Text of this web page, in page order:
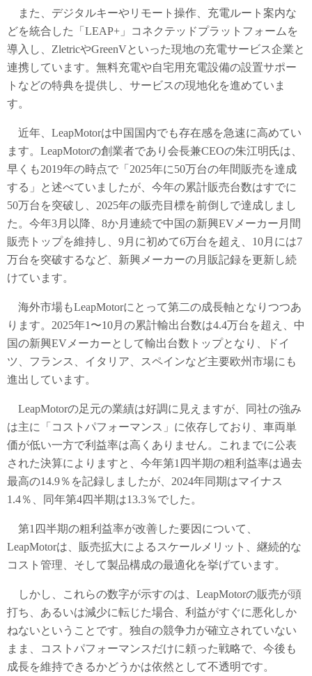
また、デジタルキーやリモート操作、充電ルート案内な
どを統合した「LEAP+」コネクテッドプラットフォームを
導入し、ZletricやGreenVといった現地の充電サービス企業と
連携しています。無料充電や自宅用充電設備の設置サポー
トなどの特典を提供し、サービスの現地化を進めていま
す。
近年、LeapMotorは中国国内でも存在感を急速に高めてい
ます。LeapMotorの創業者であり会長兼CEOの朱江明氏は、
早くも2019年の時点で「2025年に50万台の年間販売を達成
する」と述べていましたが、今年の累計販売台数はすでに
50万台を突破し、2025年の販売目標を前倒しで達成しまし
た。今年3月以降、8か月連続で中国の新興EVメーカー月間
販売トップを維持し、9月に初めて6万台を超え、10月には7
万台を突破するなど、新興メーカーの月販記録を更新し続
けています。
海外市場もLeapMotorにとって第二の成長軸となりつつあ
ります。2025年1〜10月の累計輸出台数は4.4万台を超え、中
国の新興EVメーカーとして輸出台数トップとなり、ドイ
ツ、フランス、イタリア、スペインなど主要欧州市場にも
進出しています。
LeapMotorの足元の業績は好調に見えますが、同社の強み
は主に「コストパフォーマンス」に依存しており、車両単
価が低い一方で利益率は高くありません。これまでに公表
された決算によりますと、今年第1四半期の粗利益率は過去
最高の14.9％を記録しましたが、2024年同期はマイナス
1.4％、同年第4四半期は13.3％でした。
第1四半期の粗利益率が改善した要因について、
LeapMotorは、販売拡大によるスケールメリット、継続的な
コスト管理、そして製品構成の最適化を挙げています。
しかし、これらの数字が示すのは、LeapMotorの販売が頭
打ち、あるいは減少に転じた場合、利益がすぐに悪化しか
ねないということです。独自の競争力が確立されていない
まま、コストパフォーマンスだけに頼った戦略で、今後も
成長を維持できるかどうかは依然として不透明です。